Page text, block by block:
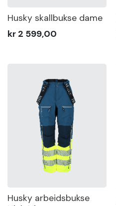
Om
Opprett
Husky skallbukse dame
kr 2 599,00
Husky arbeidsbukse
4 000
Sertifisering
Vis